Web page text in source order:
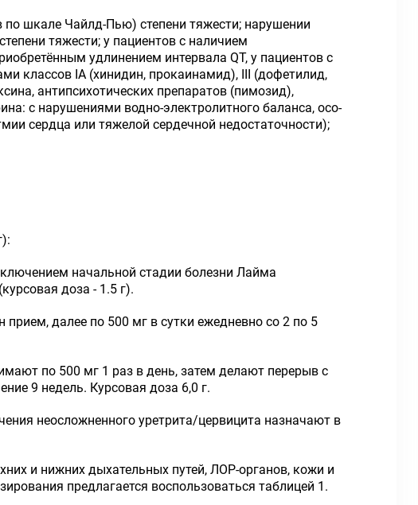
шкале Чайлд-Пью) степени тяжести; нарушении
тяжести; у пациентов с наличием
удлинением интервала QT, у пациентов с
классов IA (хинидин, прокаинамид), III (дофетилид,
антипсихотических препара­тов (пимозид),
с наруше­ниями водно-электролитного баланса, осо­
сердца или тяжелой сер­дечной недостаточности);
начальной стадии болезни Лайма
доза - 1.5 г).
далее по 500 мг в сутки ежедневно со 2 по 5
по 500 мг 1 раз в день, затем делают перерыв с
9 недель. Курсовая доза 6,0 г.
неосложненного уретрита/цервицита назначают в
и нижних дыхательных путей, ЛОР-органов, кожи и
предлагается воспользоваться таблицей 1.